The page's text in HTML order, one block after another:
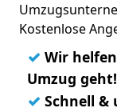
Kostenlose
✓ Wir
Umzug geht!
✓ Schnell &